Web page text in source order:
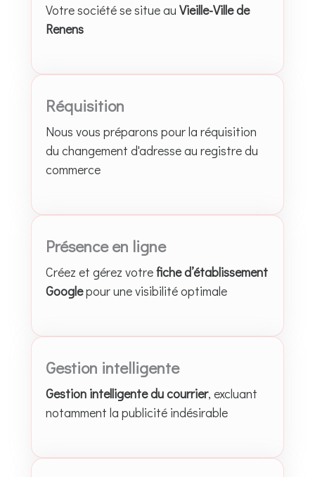
Votre société se situe au Vieille-Ville de
Renens
Réquisition
Nous vous préparons pour la réquisition
du changement d'adresse au registre du
commerce
Présence en ligne
Créez et gérez votrefiche d’établissement
Googlepour une visibilité optimale
Gestion intelligente
Gestion intelligente du courrier, excluant
notamment la publicité indésirable